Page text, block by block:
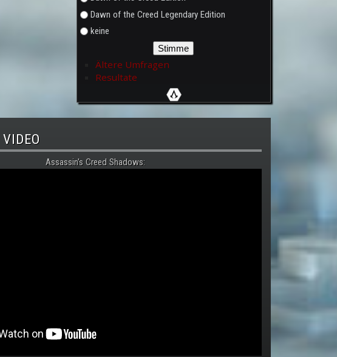
Dawn of the Creed Legendary Edition
keine
Ältere Umfragen
Resultate
Assassin's Creed Shadows: